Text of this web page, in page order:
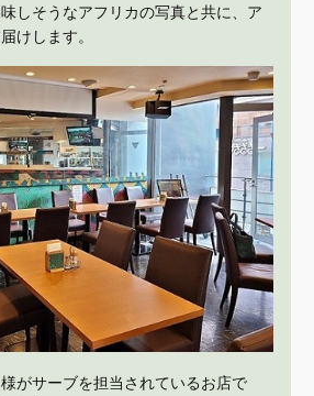
しそうなアフリカの写真と共に、ア
けします。
がサーブを担当されているお店で